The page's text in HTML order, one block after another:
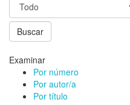
Examinar
Por número
Por autor/a
Por título